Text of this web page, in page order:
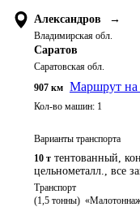
Александров →
Владимирская обл.
Саратов
Саратовская обл.
907 км Маршрут на
Кол-во машин: 1
Варианты транспорта
10 т тентованный,
цельнометалл., все
Транспорт
(1,5 тонны)